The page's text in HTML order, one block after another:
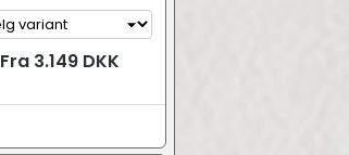
Fra 3.149 DKK